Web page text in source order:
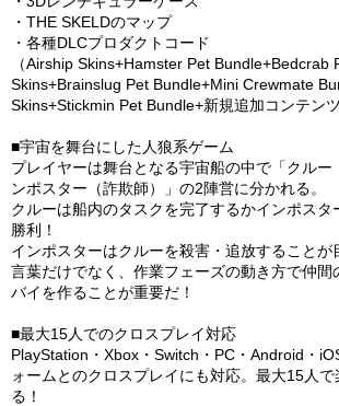
・THE SKELDのマップ
・各種DLCプロダクトコード
（Airship Skins+Hamster Pet Bundle+Bedcrab
Skins+Brainslug Pet Bundle+Mini Crewmate
Skins+Stickmin Pet Bundle+新規追加コンテンツ
■宇宙を舞台にした人狼系ゲーム
プレイヤーは舞台となる宇宙船の中で「クルー
ンポスター（詐欺師）」の2陣営に分かれる。
クルーは船内のタスクを完了するかインポスタ
勝利！
インポスターはクルーを殺害・追放することが
言葉だけでなく、作業フェーズの動き方で仲間
バイを作ることが重要だ！
■最大15人でのクロスプレイ対応
PlayStation・Xbox・Switch・PC・Android・
ォームとのクロスプレイにも対応。最大15人で
る！